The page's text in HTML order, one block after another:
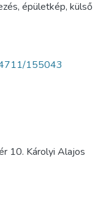
, épületkép, külső
155043
10. Károlyi Alajos